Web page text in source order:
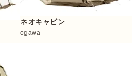
ネオキャビン
ogawa